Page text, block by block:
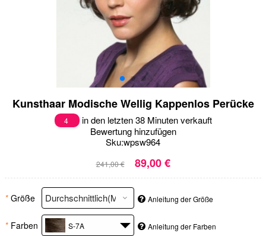
Kunsthaar Modische Wellig Kappenlos Perücke
4
in den letzten 38 Minuten verkauft
Bewertung hinzufügen
Sku:wpsw964
241,00 € 89,00 €
* Größe Anleitung der Größe
* Farben S-7A Anleitung der Farben